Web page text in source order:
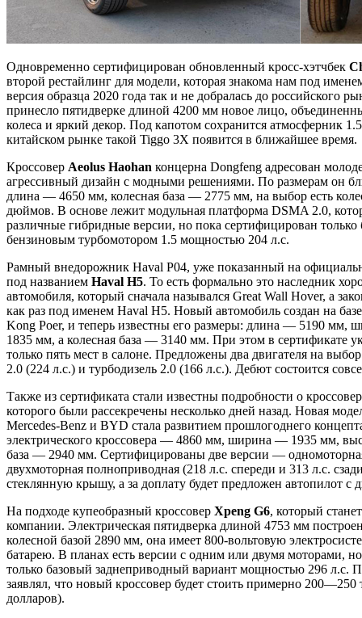
Одновременно сертифицирован обновленный кросс-хэтчбек
второй рестайлинг для модели, которая знакома нам под
версия образца 2020 года так и не добралась до российского
принесло пятидверке длиной 4200 мм новое лицо,
колеса и яркий декор. Под капотом сохранится атмосферник
китайском рынке такой Tiggo 3X появится в ближайшее время.
Кроссовер Aeolus Haohan концерна Dongfeng адресован
агрессивный дизайн с модными решениями. По размерам он
длина — 4650 мм, колесная база — 2775 мм, на выбор есть
дюймов. В основе лежит модульная платформа DSMA 2.0,
различные гибридные версии, но пока сертифицирован только
бензиновым турбомотором 1.5 мощностью 204 л.с.
Рамный внедорожник Haval P04, уже показанный на
под названием Haval H5. То есть формально это наследник
автомобиля, который сначала назывался Great Wall Hover, а
как раз под именем Haval H5. Новый автомобиль создан на
Kong Poer, и теперь известны его размеры: длина — 5190
1835 мм, а колесная база — 3140 мм. При этом в сертификате
только пять мест в салоне. Предложены два двигателя на
2.0 (224 л.с.) и турбодизель 2.0 (166 л.с.). Дебют состоится
Также из сертификата стали известны подробности о
которого были рассекречены несколько дней назад. Новая
Mercedes-Benz и BYD стала развитием прошлогоднего
электрического кроссовера — 4860 мм, ширина — 1935 мм,
база — 2940 мм. Сертифицированы две версии —
двухмоторная полноприводная (218 л.с. спереди и 313 л.с.
стеклянную крышу, а за доплату будет предложен автопилот с
На подходе купеобразный кроссовер Xpeng G6, который
компании. Электрическая пятидверка длиной 4753 мм
колесной базой 2890 мм, она имеет 800-вольтовую
батарею. В планах есть версии с одним или двумя моторами,
только базовый заднеприводный вариант мощностью 296 л.с.
заявлял, что новый кроссовер будет стоить примерно
долларов).